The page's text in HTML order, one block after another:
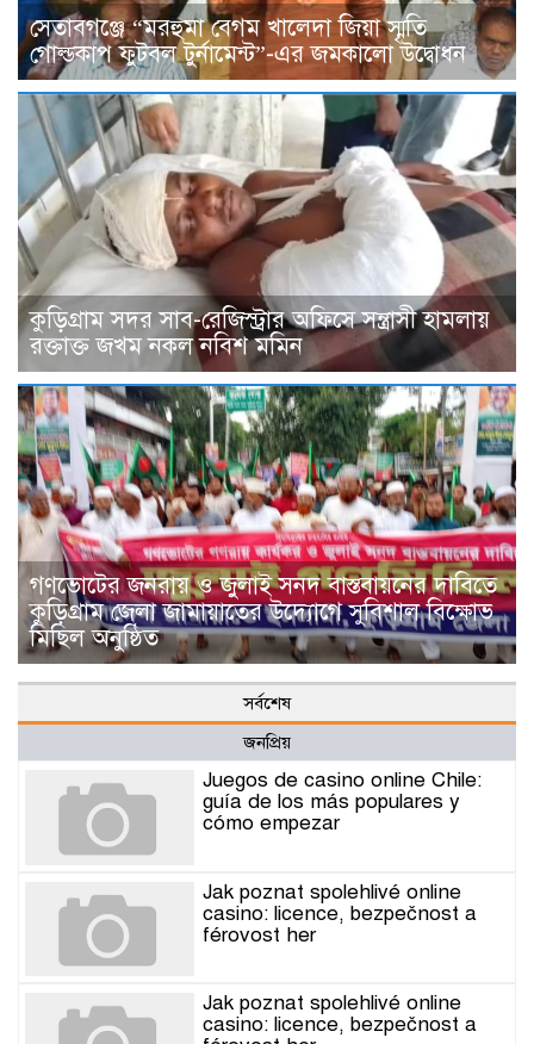
সেতাবগঞ্জে “মরহুমা বেগম খালেদা জিয়া স্মৃতি
গোল্ডকাপ ফুটবল টুর্নামেন্ট”-এর জমকালো উদ্বোধন
কুড়িগ্রাম সদর সাব-রেজিস্ট্রার অফিসে সন্ত্রাসী হামলায়
রক্তাক্ত জখম নকল নবিশ মমিন
গণভোটের জনরায় ও জুলাই সনদ বাস্তবায়নের দাবিতে
কুড়িগ্রাম জেলা জামায়াতের উদ্যোগে সুবিশাল বিক্ষোভ
মিছিল অনুষ্ঠিত
সর্বশেষ
জনপ্রিয়
Juegos de casino online Chile:
guía de los más populares y
cómo empezar
Jak poznat spolehlivé online
casino: licence, bezpečnost a
férovost her
Jak poznat spolehlivé online
casino: licence, bezpečnost a